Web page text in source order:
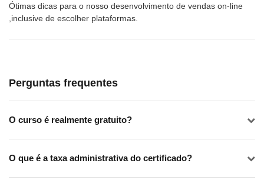
Ao utilizar uma definição de preços competitivos,
estratégias envolventes de descontos e promoções, e o
imperativo monitoramento da concorrência, é viável não
mercado dinâmico e desafiador. A arte de definir preços
consumidor.
Módulo 10 – Atendimento ao cliente online
Sendo uma peça vital na construção e manutenção
Ótimas dicas para o nosso desenvolvimento de vendas on-line
,inclusive de escolher plataformas.
Perguntas frequentes
O curso é realmente gratuito?
O que é a taxa administrativa do certificado?